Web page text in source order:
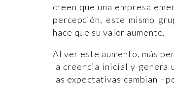
creen que una empresa
percepción, este mismo
hace que su valor aumente.
Al ver este aumento, más
la creencia inicial y genera
las expectativas cambian